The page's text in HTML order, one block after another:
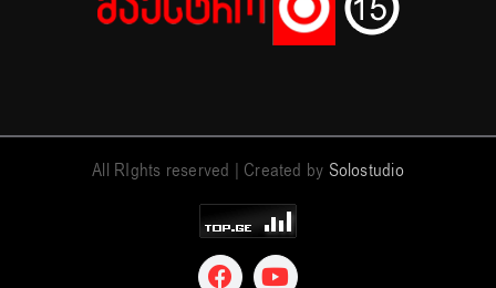
All RIghts reserved | Created by Solostudio